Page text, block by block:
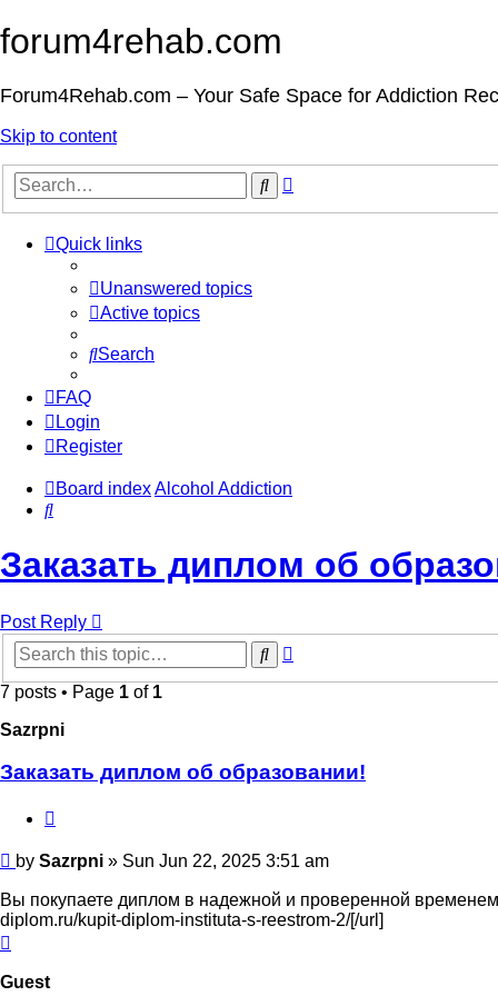
forum4rehab.com
Forum4Rehab.com – Your Safe Space for Addiction
Skip to content
Search
Quick links
Unanswered topics
Active topics
Search
FAQ
Login
Register
Board indexAlcohol Addiction
Search
Заказать диплом об
Post Reply
Search
7 posts • Page 1 of 1
Sazrpni
Заказать диплом об образовании!
Post
by Sazrpni » Sun Jun 22, 2025 3:51 am
Вы покупаете диплом в надежной и проверенной
diplom.ru/kupit-diplom-instituta-s-reestrom-2/[/url]
Guest